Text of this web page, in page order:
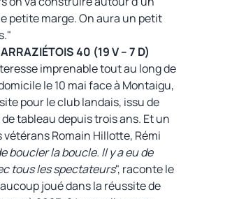
petite marge. On aura un petit
40 (19 V – 7 D)
imprenable tout au long de
le 10 mai face à Montaigu,
pour le club landais, issu de
tableau depuis trois ans. Et un
Romain Hillotte, Rémi
boucler la boucle. Il y a eu de
tous les spectateurs", raconte le
joué dans la réussite de